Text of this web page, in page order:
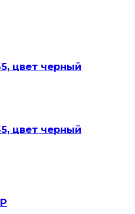
цвет черный
цвет черный